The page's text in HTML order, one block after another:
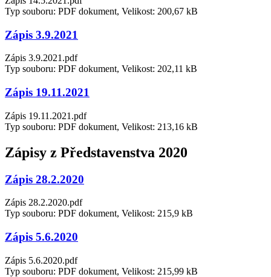
Typ souboru: PDF dokument, Velikost: 200,67 kB
Zápis 3.9.2021
Zápis 3.9.2021.pdf
Typ souboru: PDF dokument, Velikost: 202,11 kB
Zápis 19.11.2021
Zápis 19.11.2021.pdf
Typ souboru: PDF dokument, Velikost: 213,16 kB
Zápisy z Představenstva 2020
Zápis 28.2.2020
Zápis 28.2.2020.pdf
Typ souboru: PDF dokument, Velikost: 215,9 kB
Zápis 5.6.2020
Zápis 5.6.2020.pdf
Typ souboru: PDF dokument, Velikost: 215,99 kB